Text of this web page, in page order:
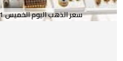
سعر الذهب اليوم الخميس 21-5-2026 تحرك جديد